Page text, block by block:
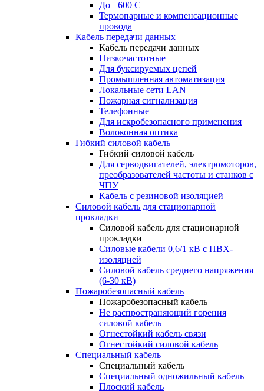
До +600 С
Термопарные и компенсационные
провода
Кабель передачи данных
Кабель передачи данных
Низкочастотные
Для буксируемых цепей
Промышленная автоматизация
Локальные сети LAN
Пожарная сигнализация
Телефонные
Для искробезопасного применения
Волоконная оптика
Гибкий силовой кабель
Гибкий силовой кабель
Для серводвигателей, электромоторов,
преобразователей частоты и станков с
ЧПУ
Кабель с резиновой изоляцией
Силовой кабель для стационарной
прокладки
Силовой кабель для стационарной
прокладки
Силовые кабели 0,6/1 кВ с ПВХ-
изоляцией
Силовой кабель среднего напряжения
(6-30 кВ)
Пожаробезопасный кабель
Пожаробезопасный кабель
Не распространяющий горения
силовой кабель
Огнестойкий кабель связи
Огнестойкий силовой кабель
Специальный кабель
Специальный кабель
Специальный одножильный кабель
Плоский кабель